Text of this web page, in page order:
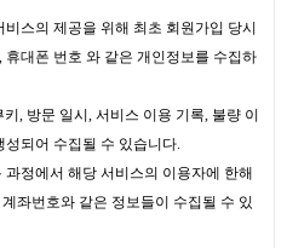
스의 제공을 위해 최초 회원가입 당시
대폰 번호 와 같은 개인정보를 수집하
, 방문 일시, 서비스 이용 기록, 불량 이
되어 수집될 수 있습니다.
정에서 해당 서비스의 이용자에 한해
좌번호와 같은 정보들이 수집될 수 있